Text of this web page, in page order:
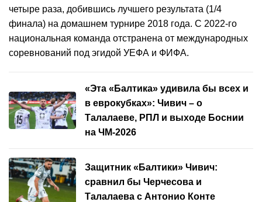
четыре раза, добившись лучшего результата (1/4
финала) на домашнем турнире 2018 года. С 2022-го
национальная команда отстранена от международных
соревнований под эгидой УЕФА и ФИФА.
«Эта «Балтика» удивила бы всех и
в еврокубках»: Чивич – о
Талалаеве, РПЛ и выходе Боснии
на ЧМ-2026
Защитник «Балтики» Чивич:
сравнил бы Черчесова и
Талалаева с Антонио Конте